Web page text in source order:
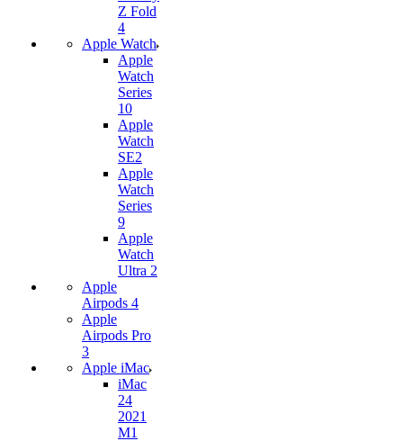
Z Fold
4
Apple Watch
Apple
Watch
Series
10
Apple
Watch
SE2
Apple
Watch
Series
9
Apple
Watch
Ultra 2
Apple
Airpods 4
Apple
Airpods Pro
3
Apple iMac
iMac
24
2021
M1